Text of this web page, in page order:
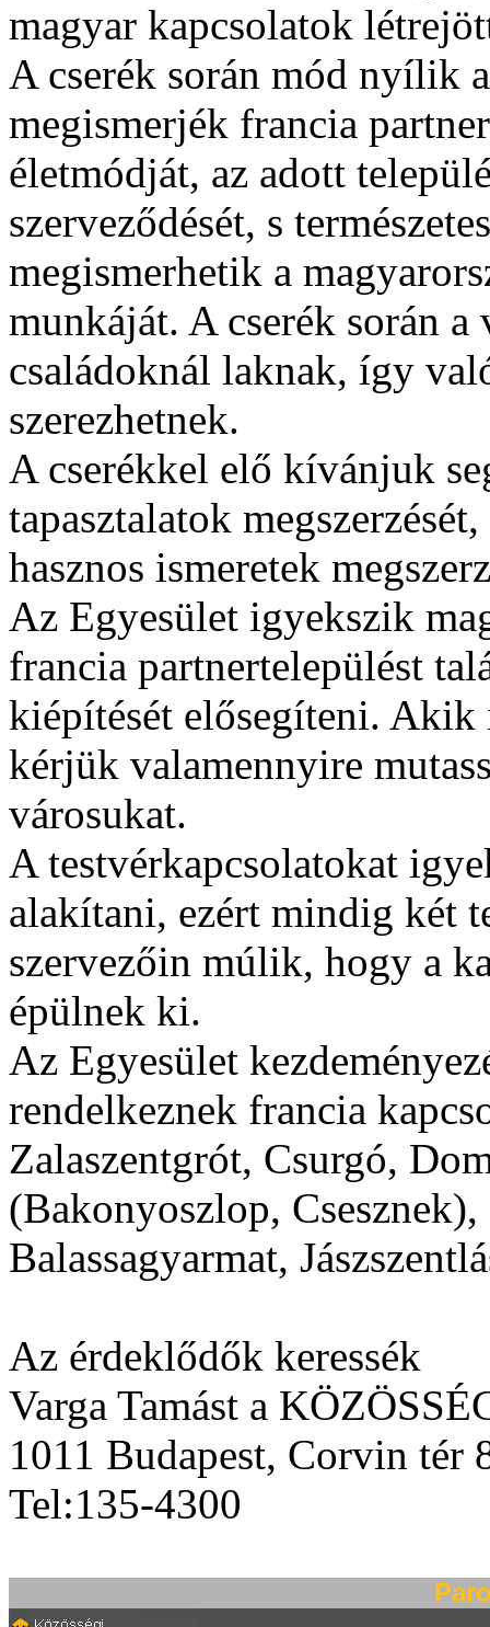
magyar kapcsolatok
A cserék során mód nyílik
megismerjék francia
életmódját, az adott
szerveződését, s
megismerhetik a
munkáját. A cserék során
családoknál laknak, így
szerezhetnek.
A cserékkel elő kívánjuk
tapasztalatok
hasznos ismeretek
Az Egyesület igyekszik
francia partnertelepülést
kiépítését elősegíteni.
kérjük valamennyire
városukat.
A testvérkapcsolatokat
alakítani, ezért mindig két
szervezőin múlik, hogy a
épülnek ki.
Az Egyesület
rendelkeznek francia
Zalaszentgrót, Csurgó,
(Bakonyoszlop,
Balassagyarmat,
Az érdeklődők keressék
Varga Tamást a
1011 Budapest, Corvin tér
Tel:135-4300